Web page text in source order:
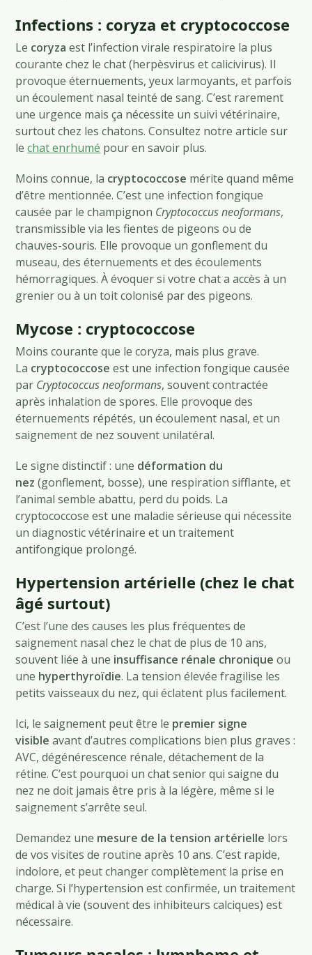
Infections : coryza et cryptococcose
Le coryza est l’infection virale respiratoire la plus
courante chez le chat (herpèsvirus et calicivirus). Il
provoque éternuements, yeux larmoyants, et parfois
un écoulement nasal teinté de sang. C’est rarement
une urgence mais ça nécessite un suivi vétérinaire,
surtout chez les chatons. Consultez notre article sur
lechat enrhumé pour en savoir plus.
Moins connue, la cryptococcose mérite quand même
d’être mentionnée. C’est une infection fongique
causée par le champignon Cryptococcus neoformans,
transmissible via les fientes de pigeons ou de
chauves-souris. Elle provoque un gonflement du
museau, des éternuements et des écoulements
hémorragiques. À évoquer si votre chat a accès à un
grenier ou à un toit colonisé par des pigeons.
Mycose : cryptococcose
Moins courante que le coryza, mais plus grave.
La cryptococcose est une infection fongique causée
par Cryptococcus neoformans, souvent contractée
après inhalation de spores. Elle provoque des
éternuements répétés, un écoulement nasal, et un
saignement de nez souvent unilatéral.
Le signe distinctif : une déformation du
nez (gonflement, bosse), une respiration sifflante, et
l’animal semble abattu, perd du poids. La
cryptococcose est une maladie sérieuse qui nécessite
un diagnostic vétérinaire et un traitement
antifongique prolongé.
Hypertension artérielle (chez le chat
âgé surtout)
C’est l’une des causes les plus fréquentes de
saignement nasal chez le chat de plus de 10 ans,
souvent liée à une insuffisance rénale chronique ou
une hyperthyroïdie. La tension élevée fragilise les
petits vaisseaux du nez, qui éclatent plus facilement.
Ici, le saignement peut être le premier signe
visible avant d’autres complications bien plus graves :
AVC, dégénérescence rénale, détachement de la
rétine. C’est pourquoi un chat senior qui saigne du
nez ne doit jamais être pris à la légère, même si le
saignement s’arrête seul.
Demandez une mesure de la tension artérielle lors
de vos visites de routine après 10 ans. C’est rapide,
indolore, et peut changer complètement la prise en
charge. Si l’hypertension est confirmée, un traitement
médical à vie (souvent des inhibiteurs calciques) est
nécessaire.